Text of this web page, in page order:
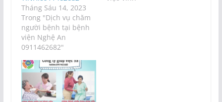
Tháng Sáu 14, 2023
Trong "Dịch vụ chăm
người bệnh tại bệnh
viện Nghệ An
0911462682"